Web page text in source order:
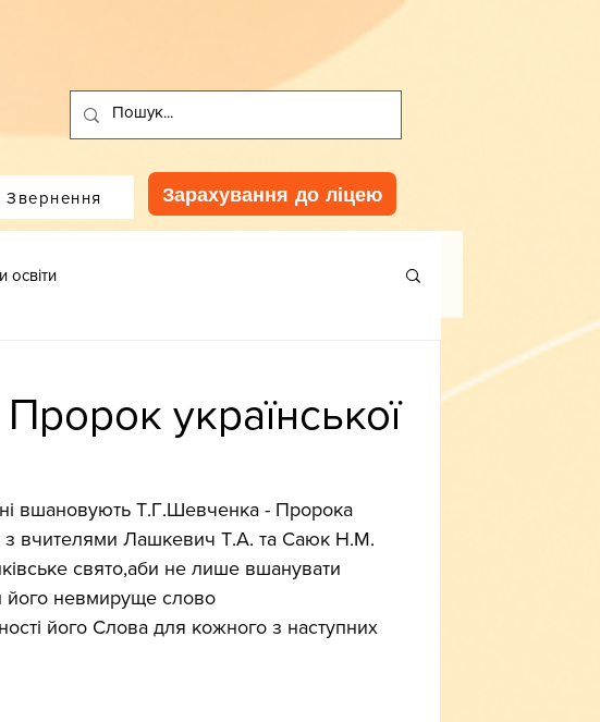
Звернення Зарахування до ліцею
освіти
української
вшановують Т.Г.Шевченка - Пророка
з вчителями Лашкевич Т.А. та Саюк Н.М.
свято,аби не лише вшанувати
його невмируще слово
його Слова для кожного з наступних